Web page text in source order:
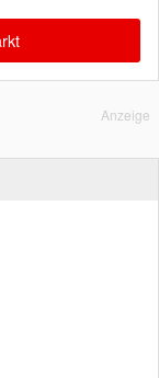
Anzeige